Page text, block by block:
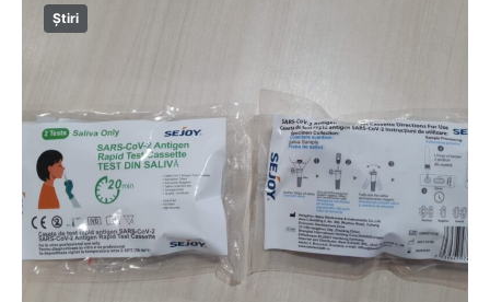
Știri